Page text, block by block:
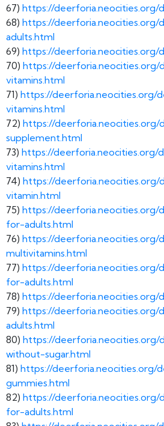
67) https://
68) https://
adults.html
69) https://
70) https://
vitamins.html
71) https://
vitamins.html
72) https://
supplement.html
73) https://
vitamins.html
74) https://
vitamin.html
75) https://
for-adults.html
76) https://
multivitamins.html
77) https://
for-adults.html
78) https://
79) https://
adults.html
80) https://
without-sugar.html
81) https://
gummies.html
82) https://
for-adults.html